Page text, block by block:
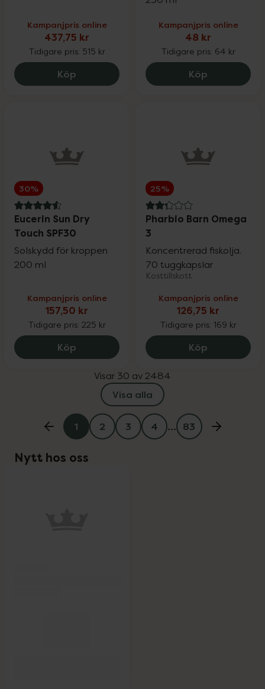
Kampanjpris online
437,75 kr
Tidigare pris: 515 kr
Köp Satisfyer Pro + G-Spot Rabbitvibrator,
Kampanjpris online
48 kr
Tidigare pris: 64 kr
Köp Kronans
30%
4.6 av 5 i omdöme
Eucerin Sun Dry
Touch SPF30
Solskydd för kroppen
200 ml
Kampanjpris online
157,50 kr
Tidigare pris: 225 kr
Köp Eucerin Sun Dry Touch SPF30, 157.5 kr.
25%
2.3 av 5 i omdöme
Pharbio Barn Omega
3
Koncentrerad fiskolja.
70 tuggkapslar
Kosttillskott
Kampanjpris online
126,75 kr
Tidigare pris: 169 kr
Köp Pharbio
Visar 30 av 2484
Visa alla
1 2 3 4 … 83
Nytt hos oss